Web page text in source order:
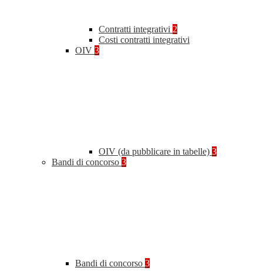
Contratti integrativi 2
Costi contratti integrativi
OIV 3
OIV (da pubblicare in tabelle) 3
Bandi di concorso 3
Bandi di concorso 3